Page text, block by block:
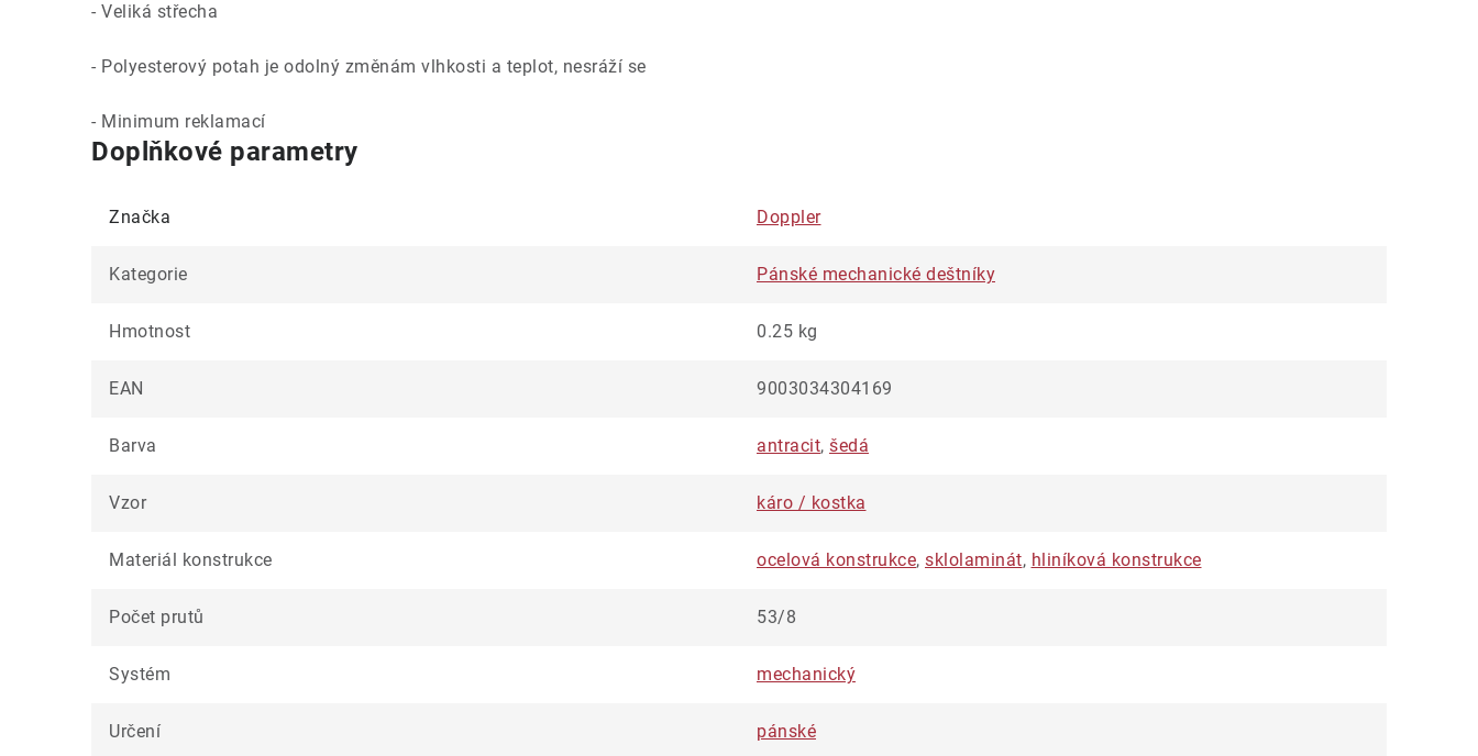
- Veliká střecha
- Polyesterový potah je odolný změnám vlhkosti a teplot, nesráží se
- Minimum reklamací
Doplňkové parametry
Značka Doppler
Kategorie Pánské mechanické deštníky
Hmotnost 0.25 kg
EAN 9003034304169
Barva antracit, šedá
Vzor káro / kostka
Materiál konstrukce ocelová konstrukce, sklolaminát, hliníková konstrukce
Počet prutů 53/8
Systém mechanický
Určení pánské